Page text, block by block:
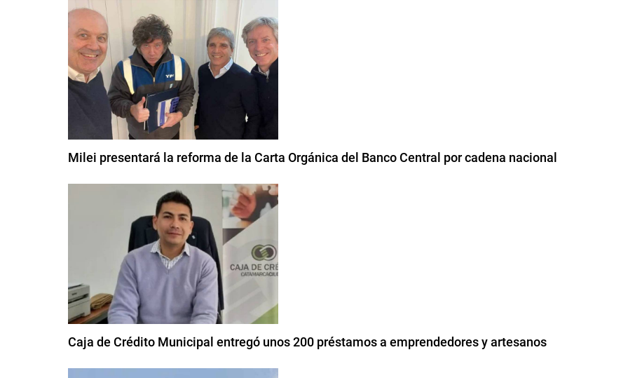
Milei presentará la reforma de la Carta Orgánica del Banco Central por cadena nacional
Caja de Crédito Municipal entregó unos 200 préstamos a emprendedores y artesanos